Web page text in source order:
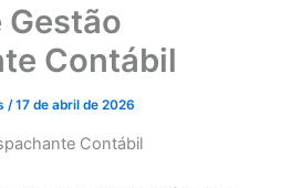
Gestão
Contábil
/17 de abril de 2026
Contábil